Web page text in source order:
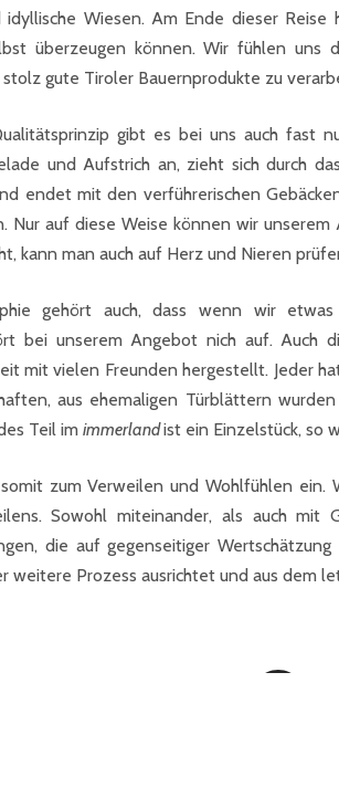
idyllische Wiesen. Am Ende dieser
überzeugen können. Wir fühlen uns
gute Tiroler Bauernprodukte zu
gibt es bei uns auch fast
und Aufstrich an, zieht sich durch
endet mit den verführerischen
Nur auf diese Weise können wir
kann man auch auf Herz und Nieren
gehört auch, dass wenn wir
bei unserem Angebot nich auf. Auch
mit vielen Freunden hergestellt. Jeder
aus ehemaligen Türblättern
Teil imimmerlandist ein Einzelstück, so
zum Verweilen und Wohlfühlen ein.
Sowohl miteinander, als auch
die auf gegenseitiger
weitere Prozess ausrichtet und aus dem